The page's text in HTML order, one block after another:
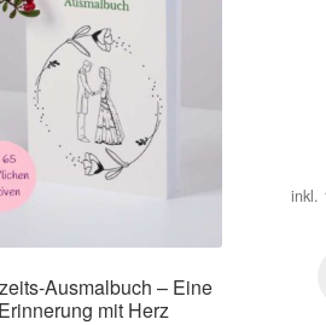
Ausmalbuch – Eine
Erinnerung mit Herz
inkl.